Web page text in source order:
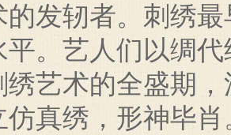
的发轫者。刺绣
平。艺人们以绸
绣艺术的全盛期
仿真绣，形神毕